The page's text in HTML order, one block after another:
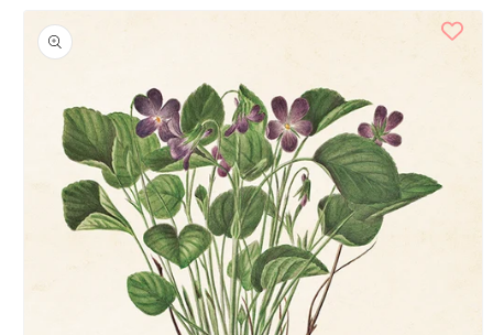
Siirry
tuotetietoihin